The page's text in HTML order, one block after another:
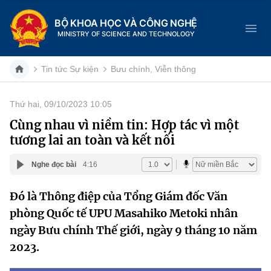
BỘ KHOA HỌC VÀ CÔNG NGHỆ
MINISTRY OF SCIENCE AND TECHNOLOGY
Danh mục
Trang chủ
Giới thiệu
Chức năng nhiệm vụ
Cơ cấu tổ chức
Tin tức sự kiện
Khoa học và Công nghệ
Dịch vụ công
Hệ thống văn bản
Tin tức Sự kiện Bưu chính, Viễn thông
Thứ hai, 09/10/2023 10:05
Cùng nhau vì niềm tin: Hợp tác vì một
tương lai an toàn và kết nối
Nghe đọc bài 4:16
Đó là Thông điệp của Tổng Giám đốc Văn
phòng Quốc tế UPU Masahiko Metoki nhân
ngày Bưu chính Thế giới, ngày 9 tháng 10 năm
2023.